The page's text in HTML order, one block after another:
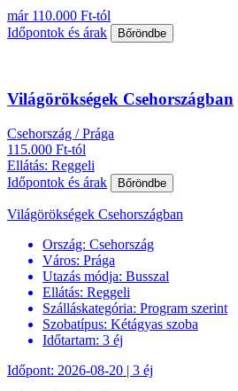
már 110.000 Ft-tól
Időpontok és árak
Bőröndbe
Világörökségek Csehországban
Csehország / Prága
115.000 Ft-tól
Ellátás: Reggeli
Időpontok és árak
Bőröndbe
Világörökségek Csehországban
Ország: Csehország
Város: Prága
Utazás módja: Busszal
Ellátás: Reggeli
Szálláskategória: Program szerint
Szobatípus: Kétágyas szoba
Időtartam: 3 éj
Időpont: 2026-08-20 | 3 éj